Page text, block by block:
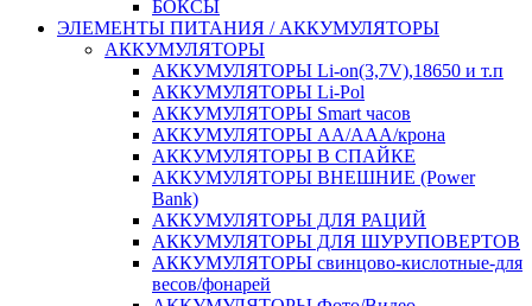
БОКСЫ
ЭЛЕМЕНТЫ ПИТАНИЯ / АККУМУЛЯТОРЫ
АККУМУЛЯТОРЫ
АККУМУЛЯТОРЫ Li-on(3,7V),18650 и т.п
АККУМУЛЯТОРЫ Li-Pol
АККУМУЛЯТОРЫ Smart часов
АККУМУЛЯТОРЫ АА/ААА/крона
АККУМУЛЯТОРЫ В СПАЙКЕ
АККУМУЛЯТОРЫ ВНЕШНИЕ (Power
Bank)
АККУМУЛЯТОРЫ ДЛЯ РАЦИЙ
АККУМУЛЯТОРЫ ДЛЯ ШУРУПОВЕРТОВ
АККУМУЛЯТОРЫ свинцово-кислотные-для
весов/фонарей